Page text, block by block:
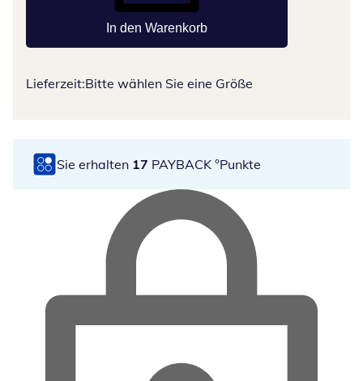
In den Warenkorb
Lieferzeit:Bitte wählen Sie eine Größe
Sie erhalten 17 PAYBACK °Punkte